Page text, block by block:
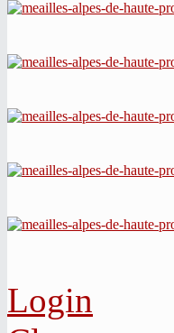
Login